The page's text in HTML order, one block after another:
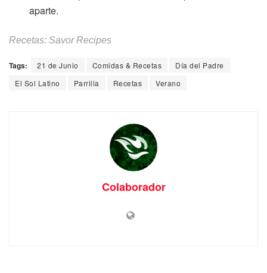
aparte.
Recetas: Savor Recipes
Tags: 21 de Junio Comidas & Recetas
Día del Padre
El Sol Latino
Parrilla Recetas Verano
Colaborador